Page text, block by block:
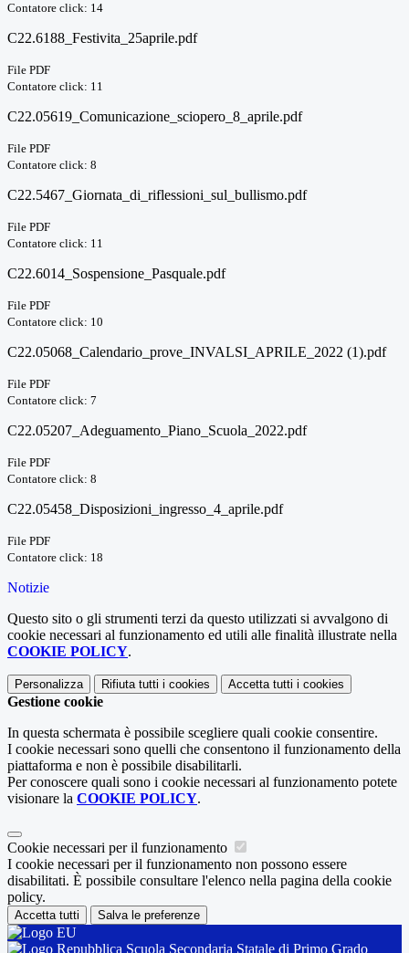
Contatore click: 14
C22.6188_Festivita_25aprile.pdf
File PDF
Contatore click: 11
C22.05619_Comunicazione_sciopero_8_aprile.pdf
File PDF
Contatore click: 8
C22.5467_Giornata_di_riflessioni_sul_bullismo.pdf
File PDF
Contatore click: 11
C22.6014_Sospensione_Pasquale.pdf
File PDF
Contatore click: 10
C22.05068_Calendario_prove_INVALSI_APRILE_2022 (1).pdf
File PDF
Contatore click: 7
C22.05207_Adeguamento_Piano_Scuola_2022.pdf
File PDF
Contatore click: 8
C22.05458_Disposizioni_ingresso_4_aprile.pdf
File PDF
Contatore click: 18
Notizie
Questo sito o gli strumenti terzi da questo utilizzati si avvalgono di
cookie necessari al funzionamento ed utili alle finalità illustrate nella
COOKIE POLICY.
Personalizza Rifiuta tutti i cookies Accetta tutti i cookies
Gestione cookie
In questa schermata è possibile scegliere quali cookie consentire.
I cookie necessari sono quelli che consentono il funzionamento della
piattaforma e non è possibile disabilitarli.
Per conoscere quali sono i cookie necessari al funzionamento potete
visionare la COOKIE POLICY.
Cookie necessari per il funzionamento
I cookie necessari per il funzionamento non possono essere
disabilitati. È possibile consultare l'elenco nella pagina della cookie
policy.
Accetta tutti Salva le preferenze
Scuola Secondaria Statale di Primo Grado